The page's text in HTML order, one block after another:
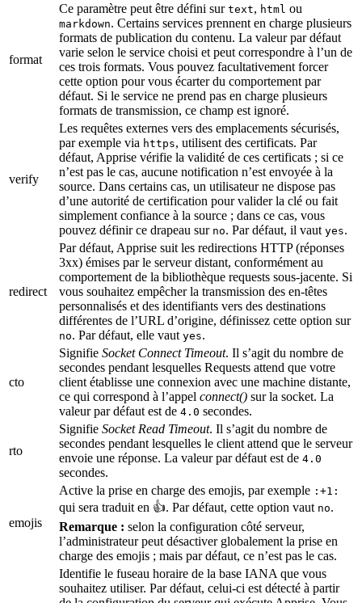
format
Ce paramètre peut être défini sur text, html ou
markdown. Certains services prennent en charge plusieurs
formats de publication du contenu. La valeur par défaut
varie selon le service choisi et peut correspondre à l’un de
ces trois formats. Vous pouvez facultativement forcer
cette option pour vous écarter du comportement par
défaut. Si le service ne prend pas en charge plusieurs
formats de transmission, ce champ est ignoré.
verify
Les requêtes externes vers des emplacements sécurisés,
par exemple via https, utilisent des certificats. Par
défaut, Apprise vérifie la validité de ces certificats ; si ce
n’est pas le cas, aucune notification n’est envoyée à la
source. Dans certains cas, un utilisateur ne dispose pas
d’une autorité de certification pour valider la clé ou fait
simplement confiance à la source ; dans ce cas, vous
pouvez définir ce drapeau sur no. Par défaut, il vaut yes.
redirect
Par défaut, Apprise suit les redirections HTTP (réponses
3xx) émises par le serveur distant, conformément au
comportement de la bibliothèque requests sous-jacente. Si
vous souhaitez empêcher la transmission des en-têtes
personnalisés et des identifiants vers des destinations
différentes de l’URL d’origine, définissez cette option sur
no. Par défaut, elle vaut yes.
cto
Signifie Socket Connect Timeout. Il s’agit du nombre de
secondes pendant lesquelles Requests attend que votre
client établisse une connexion avec une machine distante,
ce qui correspond à l’appel connect() sur la socket. La
valeur par défaut est de 4.0 secondes.
rto
Signifie Socket Read Timeout. Il s’agit du nombre de
secondes pendant lesquelles le client attend que le serveur
envoie une réponse. La valeur par défaut est de 4.0
secondes.
emojis
Active la prise en charge des emojis, par exemple :+1:
qui sera traduit en 👍. Par défaut, cette option vaut no.
Remarque : selon la configuration côté serveur,
l’administrateur peut désactiver globalement la prise en
charge des emojis ; mais par défaut, ce n’est pas le cas.
Identifie le fuseau horaire de la base IANA que vous
souhaitez utiliser. Par défaut, celui-ci est détecté à partir